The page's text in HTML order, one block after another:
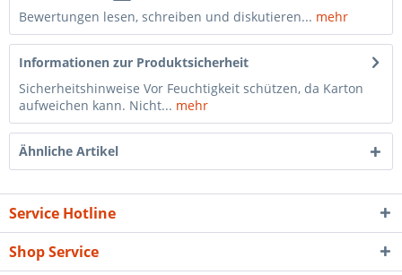
Bewertungen lesen, schreiben und diskutieren... mehr
Informationen zur Produktsicherheit
Sicherheitshinweise Vor Feuchtigkeit schützen, da Karton
aufweichen kann. Nicht... mehr
Ähnliche Artikel
Service Hotline
Shop Service